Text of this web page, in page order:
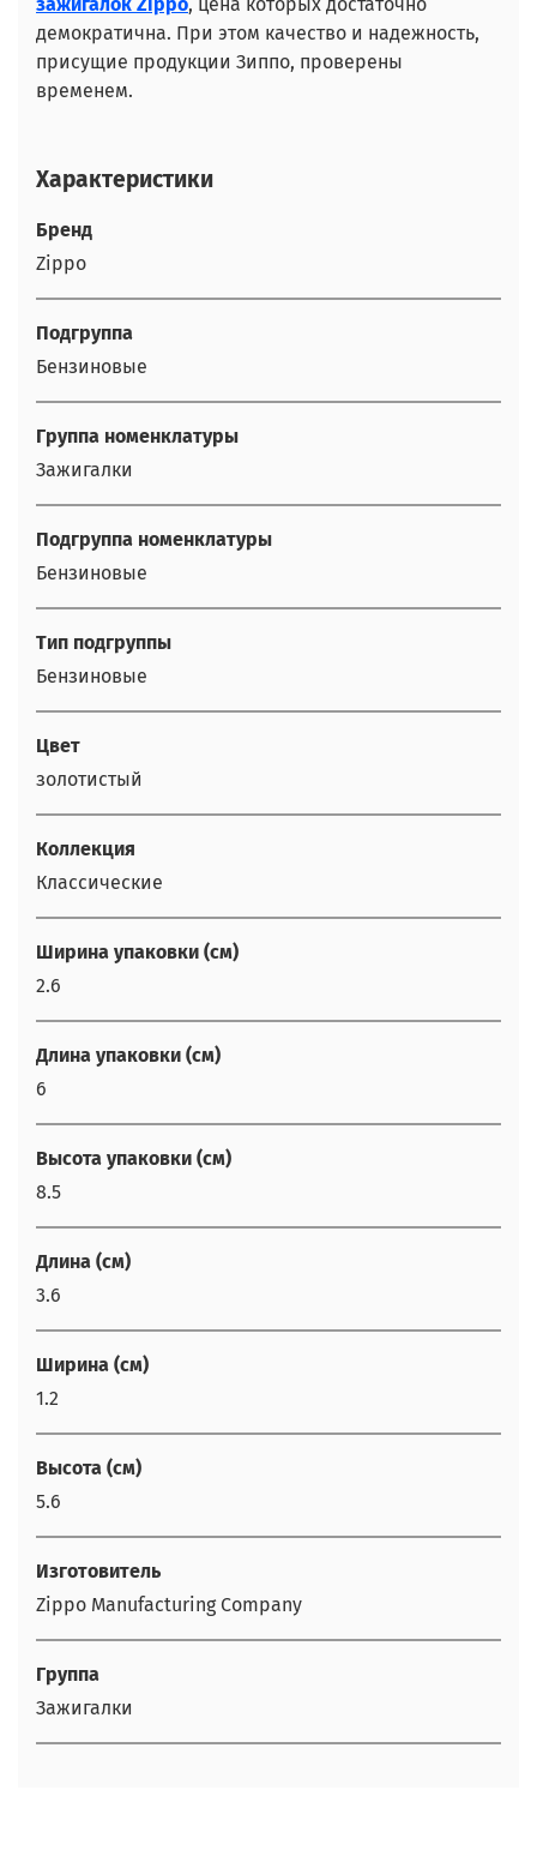
зажигалок Zippo, цена которых достаточно
демократична. При этом качество и надежность,
присущие продукции Зиппо, проверены
временем.
Характеристики
Бренд
Zippo
Подгруппа
Бензиновые
Группа номенклатуры
Зажигалки
Подгруппа номенклатуры
Бензиновые
Тип подгруппы
Бензиновые
Цвет
золотистый
Коллекция
Классические
Ширина упаковки (см)
2.6
Длина упаковки (см)
6
Высота упаковки (см)
8.5
Длина (см)
3.6
Ширина (см)
1.2
Высота (см)
5.6
Изготовитель
Zippo Manufacturing Company
Группа
Зажигалки